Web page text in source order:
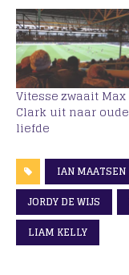
Vitesse zwaait Max
Clark uit naar oude
liefde
IAN MAATSEN
JORDY DE WIJS
LIAM KELLY